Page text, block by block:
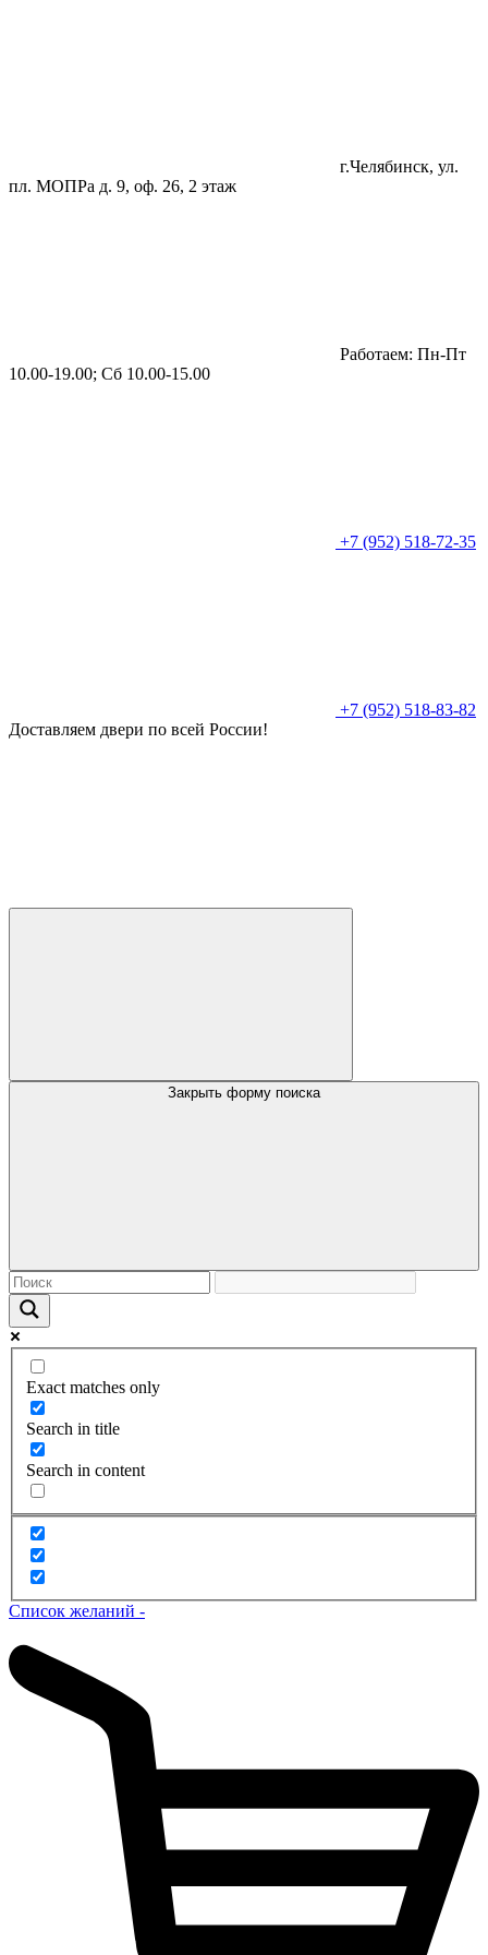
г.Челябинск, ул.
пл. МОПРа д. 9, оф. 26, 2 этаж
Работаем: Пн-Пт
10.00-19.00; Сб 10.00-15.00
+7 (952) 518-72-35
+7 (952) 518-83-82
Доставляем двери по всей России!
Закрыть форму поиска
Exact matches only
Search in title
Search in content
Список желаний -